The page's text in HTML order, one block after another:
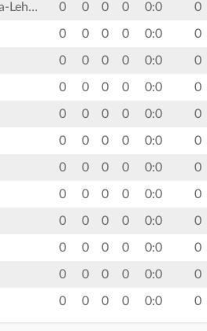
SG Barockstadt Fulda-Lehnerz 0 0 0 0 0:0 0
0 0 0 0 0:0 0
0 0 0 0 0:0 0
0 0 0 0 0:0 0
0 0 0 0 0:0 0
0 0 0 0 0:0 0
0 0 0 0 0:0 0
0 0 0 0 0:0 0
0 0 0 0 0:0 0
0 0 0 0 0:0 0
0 0 0 0 0:0 0
0 0 0 0 0:0 0